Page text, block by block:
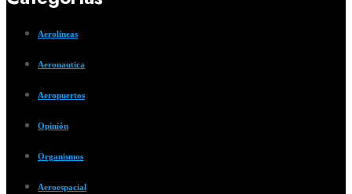
Aerolíneas
Aeronautica
Aeropuertos
Opinión
Organismos
Aeroespacial